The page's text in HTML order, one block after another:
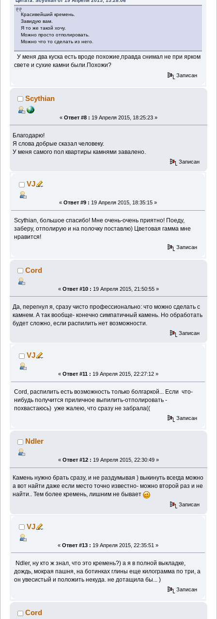
Красивейший кремень.
Завидую вам.
Я то же такой хочу.
Можно просто отполировать.
Можно что то сделать из него.
У меня два куска есть вроде похожие,правда снимал не при ярком
свете и сухие камни были.Похожи?
Записан
Scythian
« Ответ #8 : 19 Апреля 2015, 18:25:23 »
Благодарю!
Я слова добрые сказал человеку.
У меня самого пол квартиры камнями завалено.
Записан
VJ
« Ответ #9 : 19 Апреля 2015, 18:35:15 »
Scythian, большое спасибо! Мне очень-очень приятно! Поеду,
заберу, отполирую и на полочку поставлю) Цветовая гамма мне
нравится!
Записан
Cord
« Ответ #10 : 19 Апреля 2015, 21:50:55 »
Да, перегнул я, сразу чисто профессионально: что можно сделать с
камнем. А так вообще- конечно симпатичный камень. Но обработать
будет сложно, если распилить нет возможности.
Записан
VJ
« Ответ #11 : 19 Апреля 2015, 22:27:12 »
Cord, распилить есть возможность только болгаркой... Если что-
нибудь получится приличное выпилить-отполировать -
похвастаюсь) уже жалею, что сразу не забрала((
Записан
Ndler
« Ответ #12 : 19 Апреля 2015, 22:30:49 »
Камень нужно брать сразу, и не раздумывая ) выкинуть всегда можно
а вот найти даже если место точно известно- можно второй раз и не
найти.. Тем более кремень, лишним не бывает
Записан
VJ
« Ответ #13 : 19 Апреля 2015, 22:35:51 »
Ndler, ну кто ж знал, что это кремень?) а я в полной выкладке,
дождь, мокрая пашня, на ботинках глины еще килограмма по три, а
он увесистый и положить некуда. не дотащила бы... )
Записан
Cord